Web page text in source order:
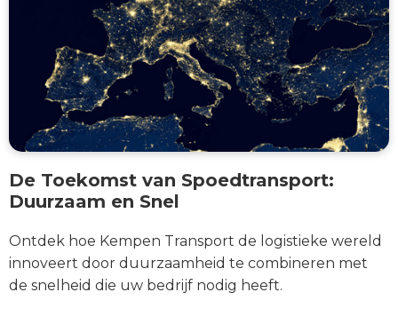
De Toekomst van Spoedtransport:
Duurzaam en Snel
Ontdek hoe Kempen Transport de logistieke wereld
innoveert door duurzaamheid te combineren met
de snelheid die uw bedrijf nodig heeft.